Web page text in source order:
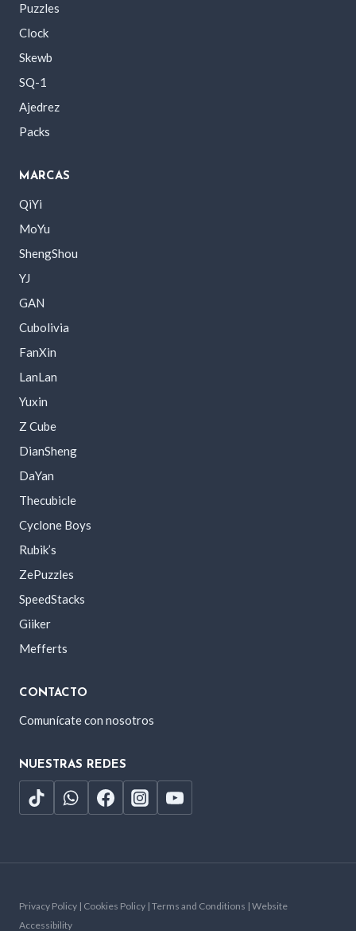
Puzzles
Clock
Skewb
SQ-1
Ajedrez
Packs
MARCAS
QiYi
MoYu
ShengShou
YJ
GAN
Cubolivia
FanXin
LanLan
Yuxin
Z Cube
DianSheng
DaYan
Thecubicle
Cyclone Boys
Rubik’s
ZePuzzles
SpeedStacks
Giiker
Mefferts
CONTACTO
Comunícate con nosotros
NUESTRAS REDES
Privacy Policy | Cookies Policy | Terms and Conditions | Website
Accessibility